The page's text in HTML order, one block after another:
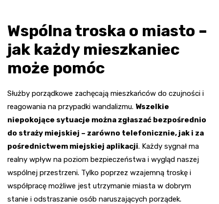
Wspólna troska o miasto –
jak każdy mieszkaniec
może pomóc
Służby porządkowe zachęcają mieszkańców do czujności i
reagowania na przypadki wandalizmu. Wszelkie
niepokojące sytuacje można zgłaszać bezpośrednio
do straży miejskiej – zarówno telefonicznie, jak i za
pośrednictwem miejskiej aplikacji. Każdy sygnał ma
realny wpływ na poziom bezpieczeństwa i wygląd naszej
wspólnej przestrzeni. Tylko poprzez wzajemną troskę i
współpracę możliwe jest utrzymanie miasta w dobrym
stanie i odstraszanie osób naruszających porządek.